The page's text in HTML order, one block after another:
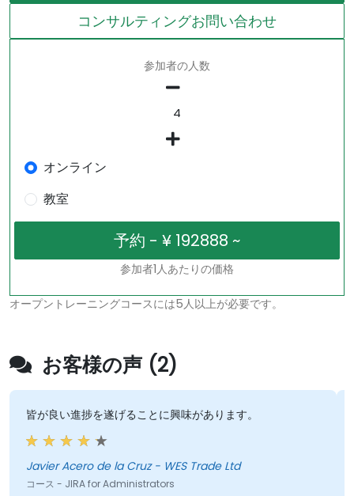
コンサルティングお問い合わせ
参加者の人数
オンライン
教室
参加者1人あたりの価格
オープントレーニングコースには5人以上が必要です。
お客様の声 (2)
皆が良い進捗を遂げることに興味があります。
Javier Acero de la Cruz - WES Trade Ltd
コース - JIRA for Administrators